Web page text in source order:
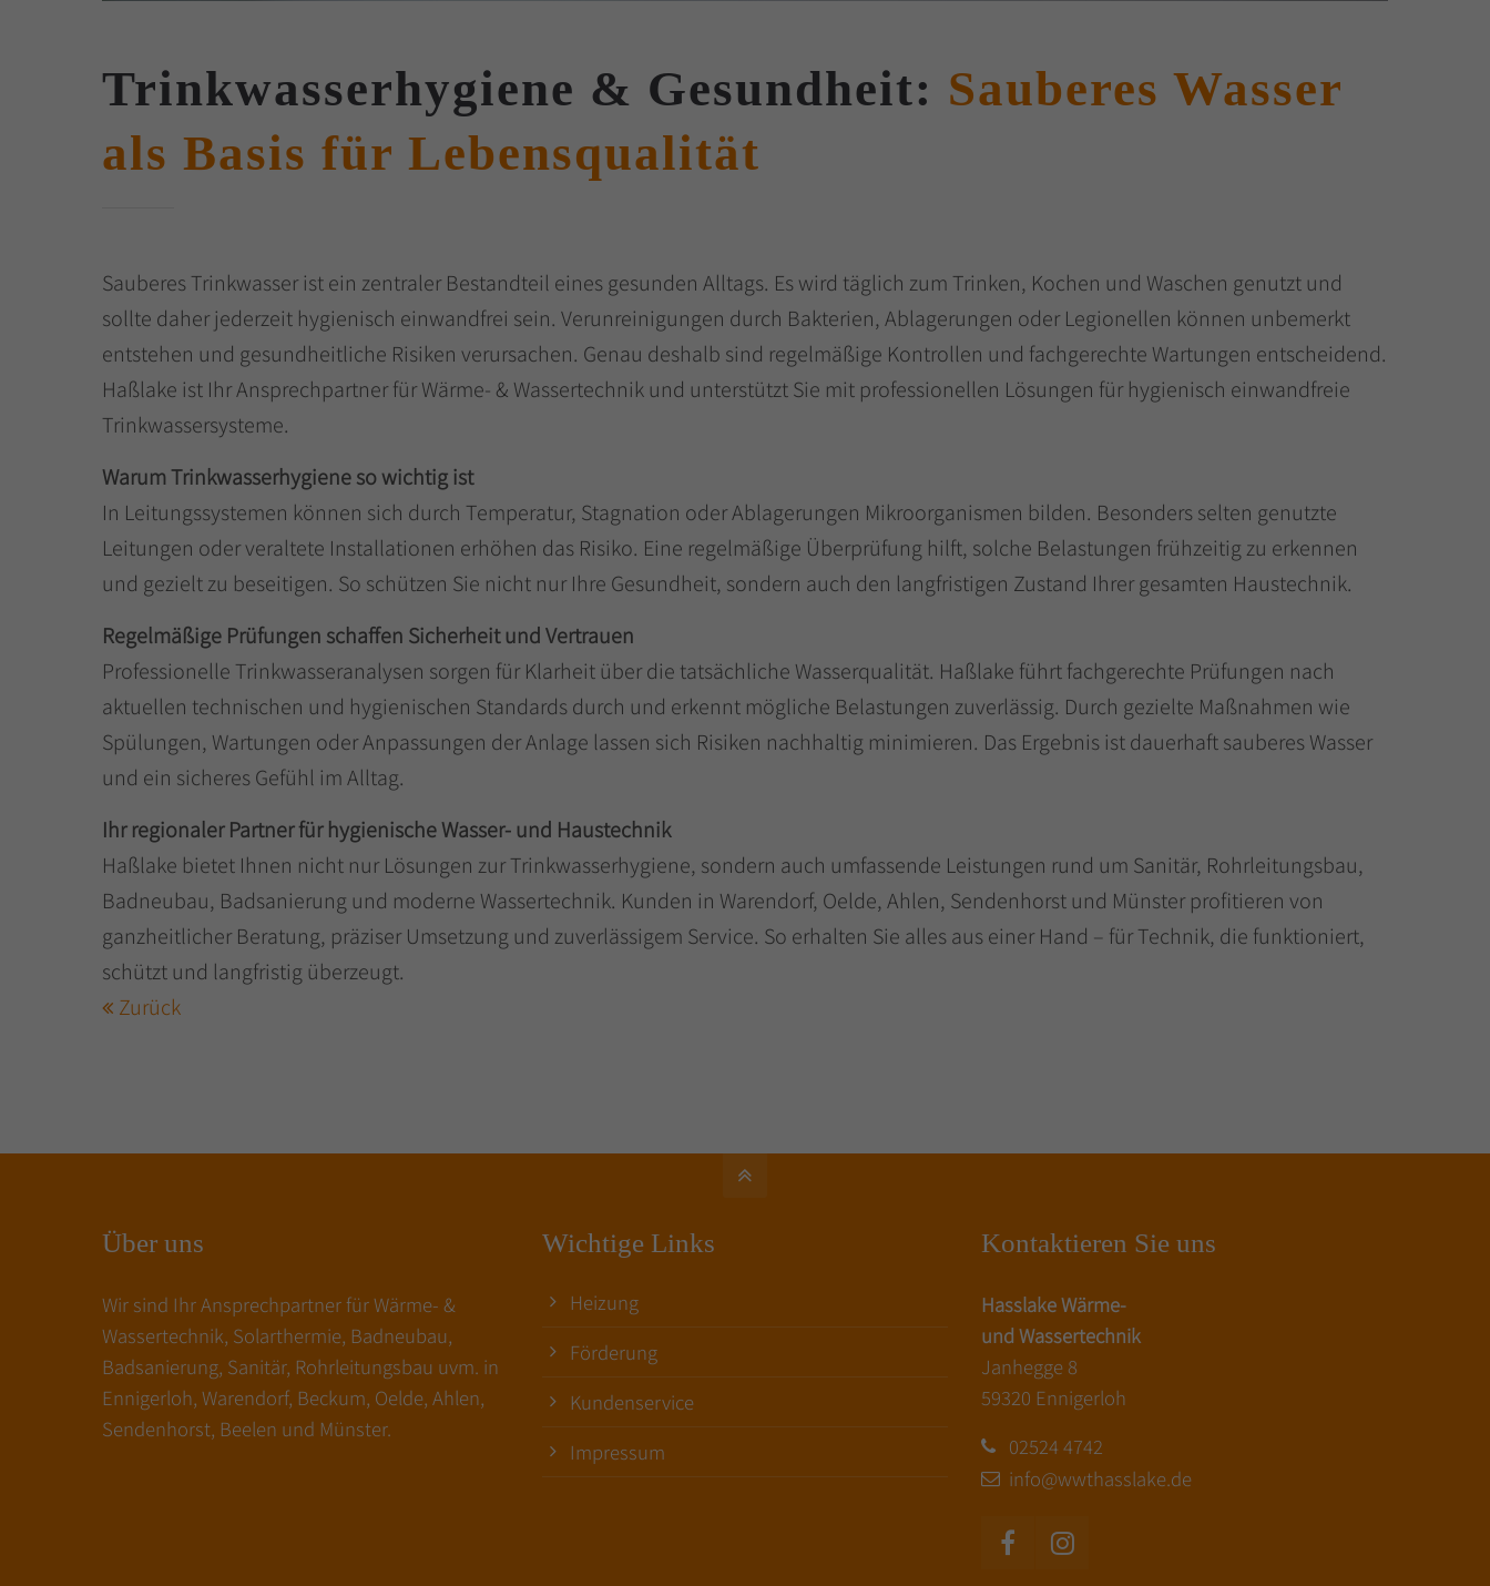
Trinkwasserhygiene & Gesundheit: Sauberes Wasser
als Basis für Lebensqualität
Sauberes Trinkwasser ist ein zentraler Bestandteil eines gesunden Alltags. Es wird täglich zum Trinken, Kochen und Waschen genutzt und
sollte daher jederzeit hygienisch einwandfrei sein. Verunreinigungen durch Bakterien, Ablagerungen oder Legionellen können unbemerkt
entstehen und gesundheitliche Risiken verursachen. Genau deshalb sind regelmäßige Kontrollen und fachgerechte Wartungen entscheidend.
Haßlake ist Ihr Ansprechpartner für Wärme- & Wassertechnik und unterstützt Sie mit professionellen Lösungen für hygienisch einwandfreie
Trinkwassersysteme.
Warum Trinkwasserhygiene so wichtig ist
In Leitungssystemen können sich durch Temperatur, Stagnation oder Ablagerungen Mikroorganismen bilden. Besonders selten genutzte
Leitungen oder veraltete Installationen erhöhen das Risiko. Eine regelmäßige Überprüfung hilft, solche Belastungen frühzeitig zu erkennen
und gezielt zu beseitigen. So schützen Sie nicht nur Ihre Gesundheit, sondern auch den langfristigen Zustand Ihrer gesamten Haustechnik.
Regelmäßige Prüfungen schaffen Sicherheit und Vertrauen
Professionelle Trinkwasseranalysen sorgen für Klarheit über die tatsächliche Wasserqualität. Haßlake führt fachgerechte Prüfungen nach
aktuellen technischen und hygienischen Standards durch und erkennt mögliche Belastungen zuverlässig. Durch gezielte Maßnahmen wie
Spülungen, Wartungen oder Anpassungen der Anlage lassen sich Risiken nachhaltig minimieren. Das Ergebnis ist dauerhaft sauberes Wasser
und ein sicheres Gefühl im Alltag.
Ihr regionaler Partner für hygienische Wasser- und Haustechnik
Haßlake bietet Ihnen nicht nur Lösungen zur Trinkwasserhygiene, sondern auch umfassende Leistungen rund um Sanitär, Rohrleitungsbau,
Badneubau, Badsanierung und moderne Wassertechnik. Kunden in Warendorf, Oelde, Ahlen, Sendenhorst und Münster profitieren von
ganzheitlicher Beratung, präziser Umsetzung und zuverlässigem Service. So erhalten Sie alles aus einer Hand – für Technik, die funktioniert,
schützt und langfristig überzeugt.
Zurück
Über uns
Wir sind Ihr Ansprechpartner für Wärme- &
Wassertechnik, Solarthermie, Badneubau,
Badsanierung, Sanitär, Rohrleitungsbau uvm. in
Ennigerloh, Warendorf, Beckum, Oelde, Ahlen,
Sendenhorst, Beelen und Münster.
Wichtige Links
Heizung
Förderung
Kundenservice
Impressum
Kontaktieren Sie uns
Hasslake Wärme-
und Wassertechnik
Janhegge 8
59320 Ennigerloh
02524 4742
info@wwthasslake.de